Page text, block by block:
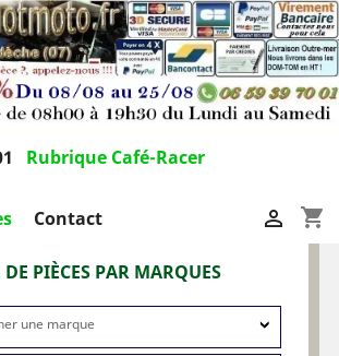
Rubrique Café-Racer
Contact shopping_cart

DE PIÈCES PAR MARQUES